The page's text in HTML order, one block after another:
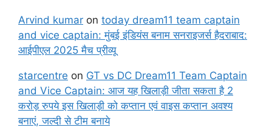
Arvind kumar on today dream11 team captain
and vice captain: मुंबई इंडियंस बनाम सनराइजर्स हैदराबाद:
आईपीएल 2025 मैच प्रीव्यू
starcentre on GT vs DC Dream11 Team Captain
and Vice Captain: आज यह खिलाड़ी जीता सकता है 2
करोड़ रुपये इस खिलाड़ी को कप्तान एवं वाइस कप्तान अवश्य
बनाएं, जल्दी से टीम बनाये